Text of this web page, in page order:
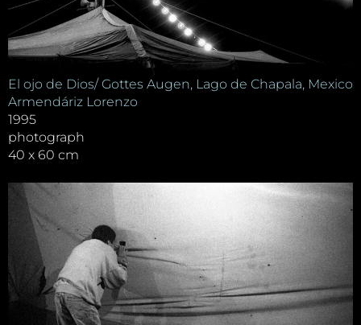
El ojo de Dios/ Gottes Augen, Lago de Chapala, Mexico
Armendáriz Lorenzo
1995
photograph
40 x 60 cm